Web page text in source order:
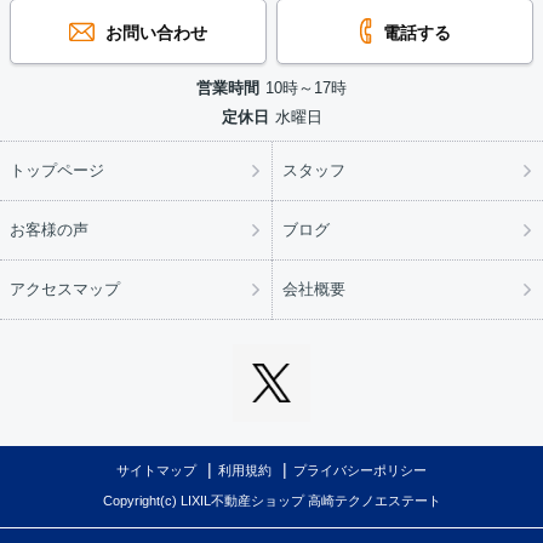
お問い合わせ 電話する
営業時間 10時～17時
定休日 水曜日
トップページ スタッフ
お客様の声 ブログ
アクセスマップ 会社概要
サイトマップ 利用規約 プライバシーポリシー
Copyright(c) LIXIL不動産ショップ 高崎テクノエステート